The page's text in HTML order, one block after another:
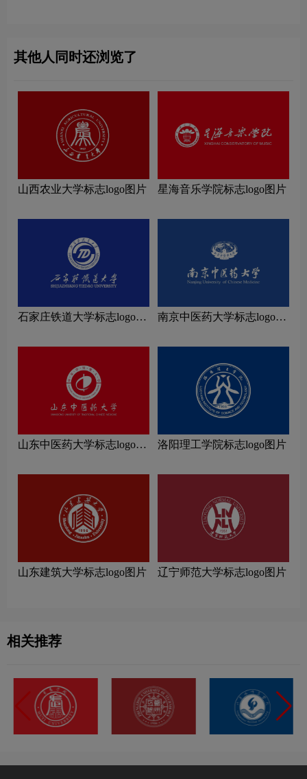
其他人同时还浏览了
山西农业大学标志logo图片 星海音乐学院标志logo图片
石家庄铁道大学标志logo图
南京中医药大学标志logo图
山东中医药大学标志logo图
洛阳理工学院标志logo图片
山东建筑大学标志logo图片 辽宁师范大学标志logo图片
相关推荐